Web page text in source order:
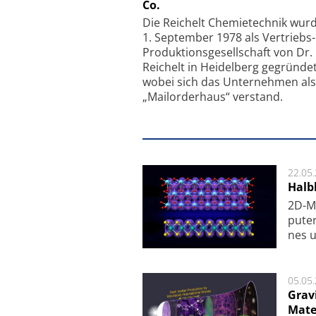
Co.
Die Reichelt Chemietechnik
1. September 1978 als
Produktionsgesellschaft von Dr.
Reichelt in Heidelberg
wobei sich das Unternehmen als
„Mailorderhaus“ verstand.
2D-
nes